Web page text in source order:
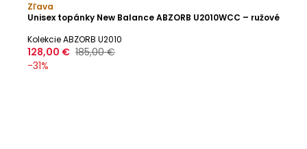
Zľava
Unisex topánky New Balance ABZORB U2010WCC – ružové
Kolekcie ABZORB U2010
128,00 € 185,00 €
-31%